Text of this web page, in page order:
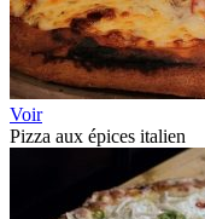
Voir
Pizza aux épices italien